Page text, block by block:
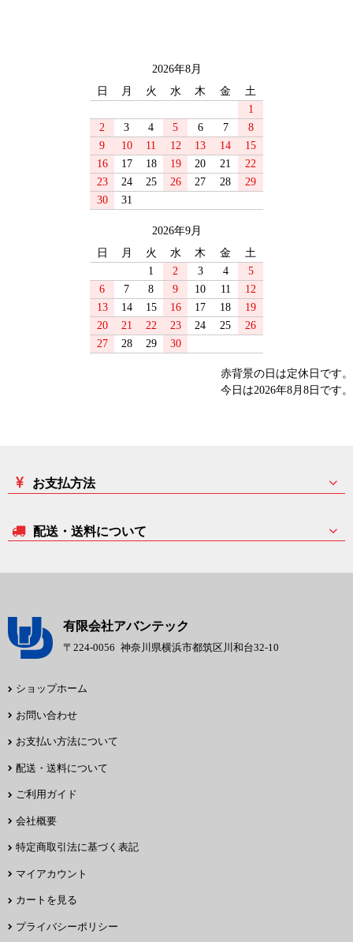
2026年8月
日
月 火 水 木 金
土
1
2
3 4 5 6 7
8
9
10 11 12 13 14
15
16
17 18 19 20 21
22
23
24 25 26 27 28
29
30
31
2026年9月
日
月 火 水 木 金
土
1
2 3 4
5
6
7 8 9 10 11
12
13
14 15 16 17 18
19
20
21 22 23 24 25
26
27
28 29 30
赤背景の日は定休日です。
今日は2026年8月8日です。
お支払方法
配送・送料について
有限会社アバンテック
〒224-0056 神奈川県横浜市都筑区川和台32-10
ショップホーム
お問い合わせ
お支払い方法について
配送・送料について
ご利用ガイド
会社概要
特定商取引法に基づく表記
マイアカウント
カートを見る
プライバシーポリシー